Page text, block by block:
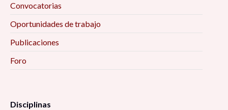
Convocatorias
Oportunidades de trabajo
Publicaciones
Foro
Disciplinas